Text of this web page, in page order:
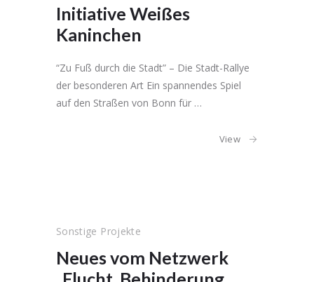
Initiative Weißes
Kaninchen
“Zu Fuß durch die Stadt” – Die Stadt-Rallye
der besonderen Art Ein spannendes Spiel
auf den Straßen von Bonn für …
View
Sonstige Projekte
Neues vom Netzwerk